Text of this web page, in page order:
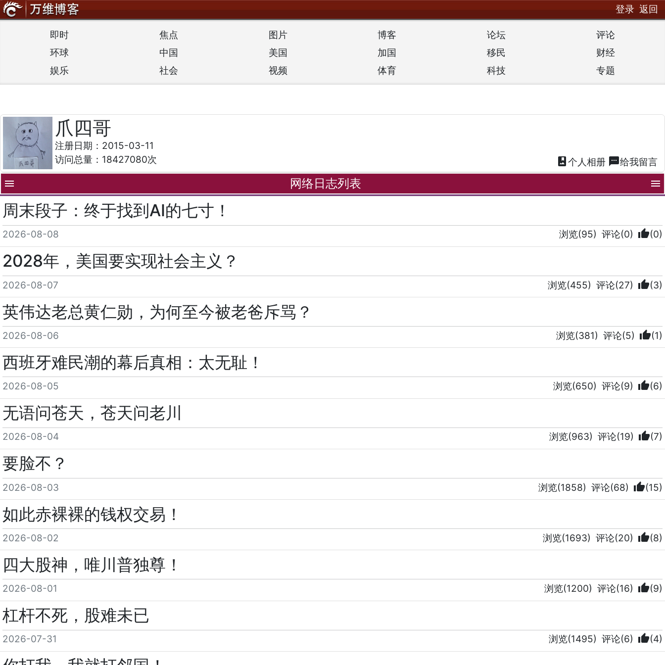
登录 返回
即时 焦点 图片 博客 论坛
评论
环球
中国 美国 加国 移民
财经
娱乐
社会 视频 体育 科技 专题
爪四哥
注册日期：2015-03-11
访问总量：18427080次
photo_album 个人相册 textsms给我留言
menu 网络日志列表 menu
周末段子：终于找到AI的七寸！
2026-08-08 浏览(95) 评论(0) thumb_up(0)
2028年，美国要实现社会主义？
2026-08-07 浏览(455) 评论(27) thumb_up(3)
英伟达老总黄仁勋，为何至今被老爸斥骂？
2026-08-06 浏览(381) 评论(5) thumb_up(1)
西班牙难民潮的幕后真相：太无耻！
2026-08-05 浏览(650) 评论(9) thumb_up(6)
无语问苍天，苍天问老川
2026-08-04 浏览(963) 评论(19) thumb_up(7)
要脸不？
2026-08-03 浏览(1858) 评论(68) thumb_up(15)
如此赤裸裸的钱权交易！
2026-08-02 浏览(1693) 评论(20) thumb_up(8)
四大股神，唯川普独尊！
2026-08-01 浏览(1200) 评论(16) thumb_up(9)
杠杆不死，股难未已
2026-07-31 浏览(1495) 评论(6) thumb_up(4)